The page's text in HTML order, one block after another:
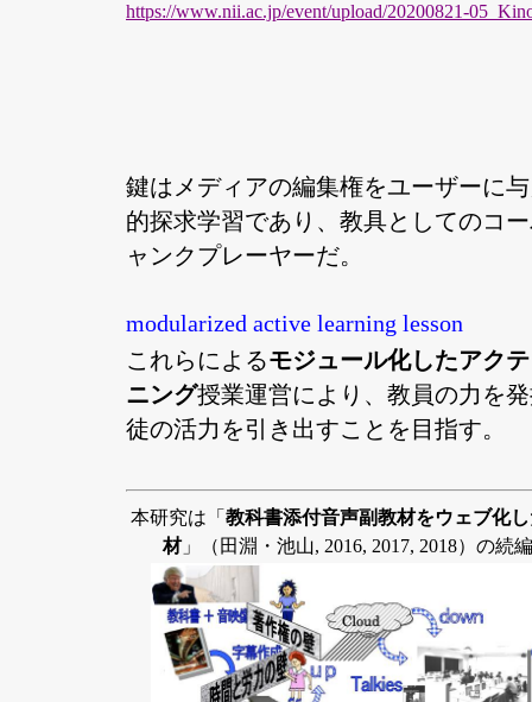
https://www.nii.ac.jp/event/upload/20200821-
鍵はメディアの編集権をユーザーに
的探求学習であり、教具としてのコ
ャンクプレーヤーだ。
modularized active learning lesson
これらによるモジュール化したアク
ニング授業運営により、教員の力を
徒の活力を引き出すことを目指す。
本研究は「 教科書添付音声副教材をウェブ化
材」（田淵・池山, 2016, 2017, 2018）の続